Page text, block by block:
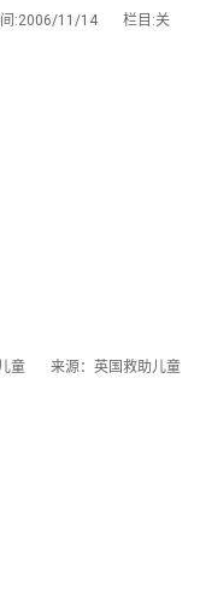
间:2006/11/14 栏目:关
童 来源：英国救助儿童